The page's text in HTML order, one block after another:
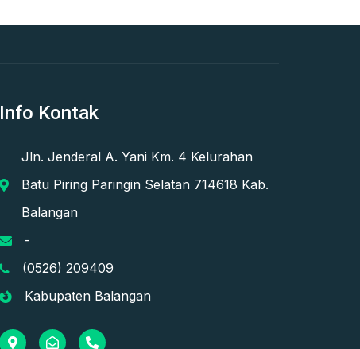
Info Kontak
Jln. Jenderal A. Yani Km. 4 Kelurahan
Batu Piring Paringin Selatan 714618 Kab.
Balangan
-
(0526) 209409
Kabupaten Balangan